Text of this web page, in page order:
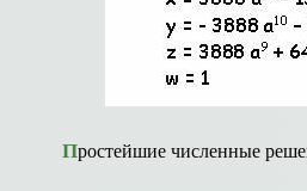
Простейшие численные